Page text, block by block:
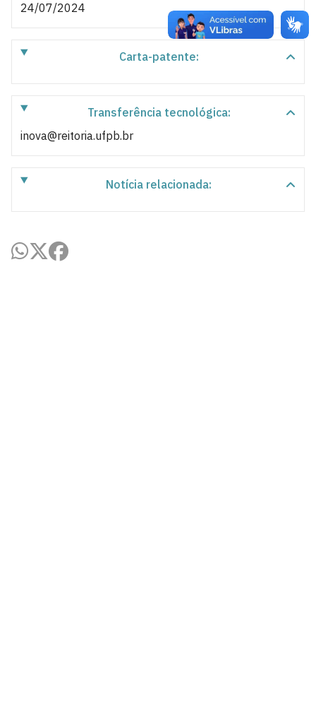
24/07/2024
Carta-patente:
Transferência tecnológica:
inova@reitoria.ufpb.br
Notícia relacionada: